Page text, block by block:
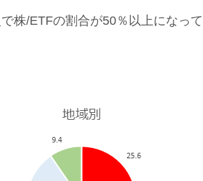
で株/ETFの割合が50％以上にな